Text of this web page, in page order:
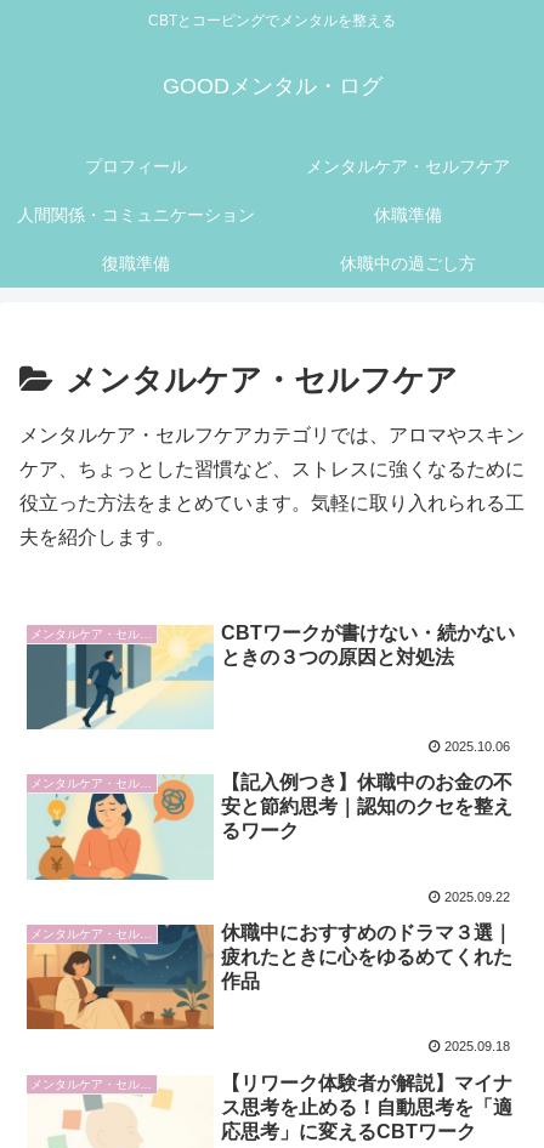
CBTとコーピングでメンタルを整える
GOODメンタル・ログ
プロフィール メンタルケア・セルフケア
人間関係・コミュニケーション 休職準備
復職準備 休職中の過ごし方
メンタルケア・セルフケア
メンタルケア・セルフケアカテゴリでは、アロマやスキン
ケア、ちょっとした習慣など、ストレスに強くなるために
役立った方法をまとめています。気軽に取り入れられる工
夫を紹介します。
CBTワークが書けない・続かない
ときの３つの原因と対処法
2025.10.06
メンタルケア・セルフケア
【記入例つき】休職中のお金の不
安と節約思考｜認知のクセを整え
るワーク
2025.09.22
休職中におすすめのドラマ３選｜
疲れたときに心をゆるめてくれた
作品
2025.09.18
【リワーク体験者が解説】マイナ
ス思考を止める！自動思考を「適
応思考」に変えるCBTワーク